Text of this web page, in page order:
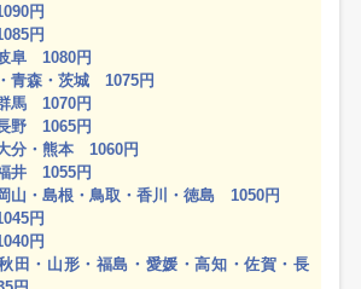
円
円
阜 1080円
青森・茨城 1075円
馬 1070円
野 1065円
分・熊本 1060円
井 1055円
山・島根・鳥取・香川・徳島 1050円
円
円
田・山形・福島・愛媛・高知・佐賀・長